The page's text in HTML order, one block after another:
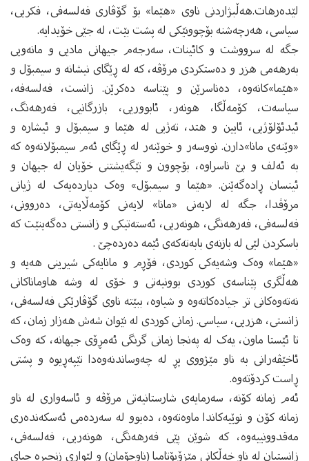
لێده‌رهات.هه‌ڵبژاردنی ناوی «هێما» بۆ گۆڤاری فه‌لسه‌فی، فکریی،
سیاسی، هه‌رچه‌شنه‌ بۆچوونێکی له‌ پشت بێت، له‌ جێی خۆیدایه‌.
جگه‌ له‌ سرووشت و کائینات، سه‌رجه‌م جیهانی مادیی و مانه‌ویی
به‌رهه‌می هزر و ده‌ستکردی مرۆڤه‌، که‌ له‌ ڕێگای‌ نیشانه‌ و سیمبۆل و
«هێما»کانه‌وه‌، ده‌ناسرێن و پێناسه‌ ده‌کرێن. زانست، فه‌لسه‌فه‌،
سیاسه‌ت، کۆمه‌ڵگا، هونه‌ر، ئابووریی، بازرگانیی، فه‌رهه‌نگ،
ئیدئۆلۆژیی، ئایین و هتد، ته‌ژیی له‌ هێما و سیمبۆل و ئیشاره‌ و
«وێنه‌ی مانا»دارن. نووسه‌ر و خوێنه‌ر له‌ ڕێگای ئه‌م سیمبۆلانه‌وه‌ که‌
به‌ ئه‌لف و بێ ناسراوه‌، بۆچوون و تێگه‌یشتنی خۆیان له‌ جیهان و
ئینسان ڕاده‌گه‌ێنن. «هێما و سیمبۆل» وه‌ک دیارده‌یه‌ک له‌ ژیانی
مرۆڤدا، جگه‌ له‌ لایه‌نی «مانا» لایه‌نی کۆمه‌ڵایه‌تی، ده‌روونی،
فه‌لسه‌فی، فه‌رهه‌نگی، هونه‌ریی، ئه‌سته‌تیکی و زانستی ده‌گه‌ینێت که‌
باسکردن لێی له‌ بازنه‌ی بابه‌ته‌که‌ی ئێمه‌ ده‌رده‌چێ .
«هێما» وه‌ک وشه‌یه‌کی کوردی، فۆڕم و مانایه‌کی شیرینی هه‌یه‌ و
هه‌ڵگری پێناسه‌ی کوردی بوونیه‌تی و خۆی له‌ وشه‌ هاوماناکانی
نه‌ته‌وه‌کانی تر جیاده‌کاته‌وه‌ و شیاوه‌، ببێته‌ ناوی گۆڤا‌رێکی فه‌لسه‌فی،
زانستی، هزریی، سیاسی. زمانی کوردی له‌ نێوان شه‌ش هه‌زار زمان، که‌
تا ئێستا ماون، یه‌ک له‌ په‌نجا زمانی گرنگی ئه‌مڕۆی جیهانه‌، که‌ وه‌ک
ئاخێڤه‌رانی به‌ ناو مێژووی پڕ له‌ چه‌وساندنه‌وه‌دا تێپه‌ڕیوه‌ و پشتی
ڕاست کردۆته‌وه‌.
ئه‌م زمانه‌ کۆنه‌، سه‌رمایه‌ی شارستانیه‌تی مرۆڤه‌ و ئاسه‌واری له‌ ناو
زمانه‌ کۆن و نوێیه‌کاندا ماوه‌ته‌وه‌، ده‌بوو له‌ سه‌رده‌می ئه‌سکه‌نده‌ری
مه‌قدوونییه‌وه‌، که‌ شوێن پێی فه‌رهه‌نگی، هونه‌ریی، فه‌لسه‌فی،
زانستیان له‌ ناو خه‌ڵکانی مێزۆپۆتامیا (ناوچۆمان) و لێواری زنجیره‌ چیای